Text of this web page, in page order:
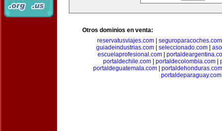
Otros dominios en venta:
reservatusviajes.com| seguroparacoches.com
guiadeindustrias.com
seleccionado.com
escuelaprofesional.com
portaldechile.com
portaldecolombia.com
portaldeguatemala.com
portaldehonduras.com
portaldeparaguay.com